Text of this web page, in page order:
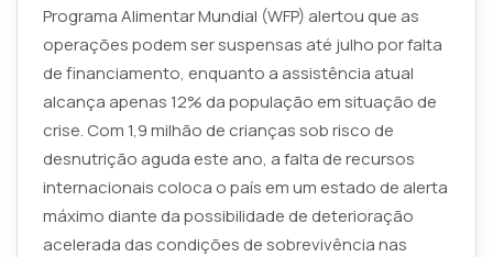
Programa Alimentar Mundial (WFP) alertou que as
operações podem ser suspensas até julho por falta
de financiamento, enquanto a assistência atual
alcança apenas 12% da população em situação de
crise. Com 1,9 milhão de crianças sob risco de
desnutrição aguda este ano, a falta de recursos
internacionais coloca o país em um estado de alerta
máximo diante da possibilidade de deterioração
acelerada das condições de sobrevivência nas